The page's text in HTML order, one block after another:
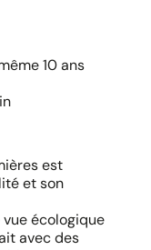
10 ans
est
et son
écologique
avec des